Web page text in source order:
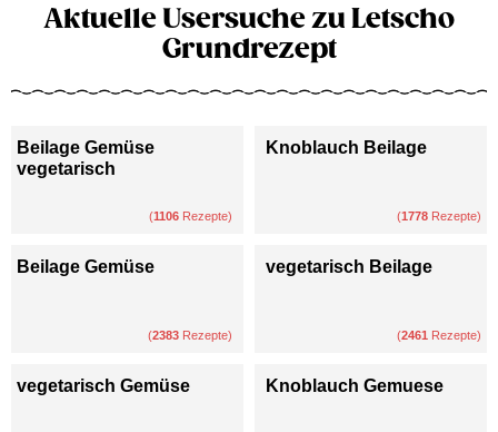
Aktuelle Usersuche zu Letscho
Grundrezept
Beilage Gemüse
vegetarisch
(1106 Rezepte)
Knoblauch Beilage
(1778 Rezepte)
Beilage Gemüse
(2383 Rezepte)
vegetarisch Beilage
(2461 Rezepte)
vegetarisch Gemüse Knoblauch Gemuese